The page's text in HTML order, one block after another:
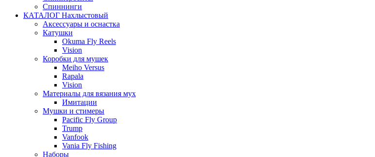
Спиннинги
КАТАЛОГ Нахлыстовый
Аксессуары и оснастка
Катушки
Okuma Fly Reels
Vision
Коробки для мушек
Meiho Versus
Rapala
Vision
Материалы для вязания мух
Имитации
Мушки и стимеры
Pacific Fly Group
Trump
Vanfook
Vania Fly Fishing
Наборы